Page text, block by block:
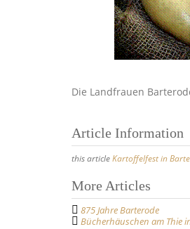
Die Landfrauen
Article Information
this articleKartoffelfest in
Post
navigation
More Articles
875 Jahre Barterode
Bücherhäuschen am Thie